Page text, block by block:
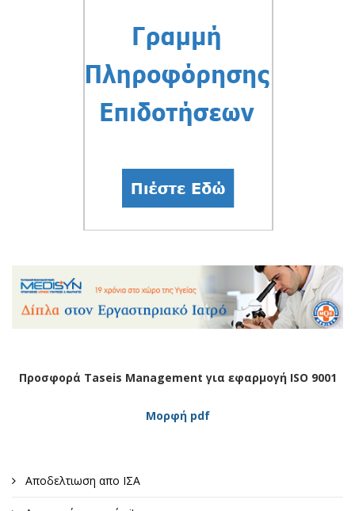
Προσφορά Taseis Management για εφαρμογή ISO 9001
Μορφή pdf
Αποδελτιωση απο ΙΣΑ